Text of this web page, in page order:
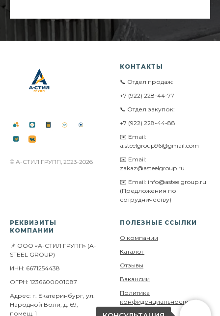
© А-СТИЛ ГРУПП, 2023-2026
КОНТАКТЫ
📞 Отдел продаж:
+7 (922) 228-44-77
📞 Отдел закупок:
+7 (922) 228-44-88
✉️ Email:
a.steelgroup96@gmail.com
✉️ Email:
zakaz@asteelgroup.ru
✉️ Email: info@asteelgroup.ru
(Предложения по
сотрудничеству)
РЕКВИЗИТЫ
КОМПАНИИ
📌 ООО «А-СТИЛ ГРУПП» (A-
STEEL GROUP)
ИНН: 6671254438
ОГРН: 1236600001087
Адрес: г. Екатеринбург, ул.
Народной Воли, д. 69,
помещ. 1
ПОЛЕЗНЫЕ ССЫЛКИ
О компании
Каталог
Отзывы
Вакансии
Политика
конфиденциальности